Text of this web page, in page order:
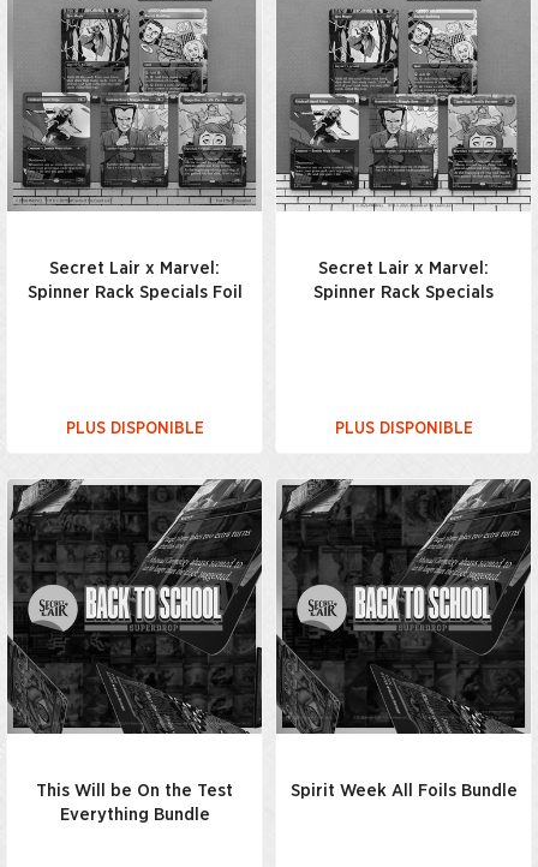
Secret Lair x Marvel:
Spinner Rack Specials Foil
PLUS DISPONIBLE
Secret Lair x Marvel:
Spinner Rack Specials
PLUS DISPONIBLE
This Will be On the Test
Everything Bundle
Spirit Week All Foils Bundle